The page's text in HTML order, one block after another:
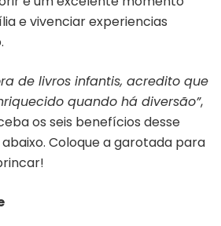
e vivenciar experiencias
de livros infantis, acredito que
quando há diversão”,
os seis benefícios desse
Coloque a garotada para